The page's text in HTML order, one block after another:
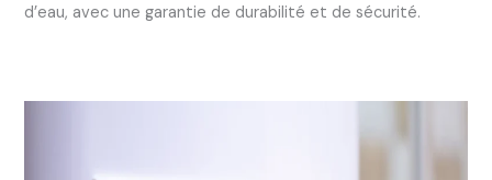
d’eau, avec une garantie de durabilité et de sécurité.